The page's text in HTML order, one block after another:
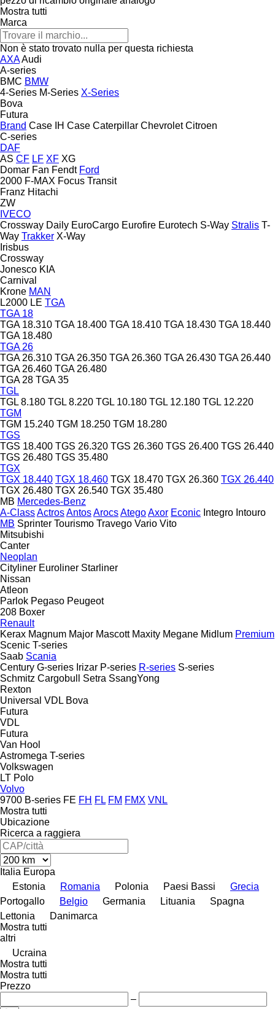
Mostra tutti
Marca
Non è stato trovato nulla per questa richiesta
AXAAudi
A-series
BMC BMW
4-Series M-Series X-Series
Bova
Futura
Brand Case IH Case Caterpillar Chevrolet Citroen
C-series
DAF
AS CF LF XF XG
Domar Fan Fendt Ford
2000 F-MAX Focus Transit
Franz Hitachi
ZW
IVECO
Crossway Daily EuroCargo Eurofire Eurotech S-Way Stralis T-
Way Trakker X-Way
Irisbus
Crossway
Jonesco KIA
Carnival
Krone MAN
L2000 LE TGA
TGA 18
TGA 18.310 TGA 18.400 TGA 18.410 TGA 18.430 TGA 18.440
TGA 18.480
TGA 26
TGA 26.310 TGA 26.350 TGA 26.360 TGA 26.430 TGA 26.440
TGA 26.460 TGA 26.480
TGA 28 TGA 35
TGL
TGL 8.180 TGL 8.220 TGL 10.180 TGL 12.180 TGL 12.220
TGM
TGM 15.240 TGM 18.250 TGM 18.280
TGS
TGS 18.400 TGS 26.320 TGS 26.360 TGS 26.400 TGS 26.440
TGS 26.480 TGS 35.480
TGX
TGX 18.440 TGX 18.460 TGX 18.470 TGX 26.360 TGX 26.440
TGX 26.480 TGX 26.540 TGX 35.480
MB Mercedes-Benz
A-ClassActrosAntosArocsAtegoAxor Econic Integro Intouro
MB Sprinter Tourismo Travego Vario Vito
Mitsubishi
Canter
Neoplan
Cityliner Euroliner Starliner
Nissan
Atleon
Parlok Pegaso Peugeot
208 Boxer
Renault
Kerax Magnum Major Mascott Maxity Megane Midlum Premium
Scenic T-series
Saab Scania
Century G-series Irizar P-series R-series S-series
Schmitz Cargobull
Setra SsangYong
Rexton
Universal VDL Bova
Futura
VDL
Futura
Van Hool
Astromega T-series
Volkswagen
LT Polo
Volvo
9700 B-series FE FH FL FM FMX VNL
Mostra tutti
Ubicazione
Ricerca a raggiera
Italia Europa
Estonia
Romania Polonia Paesi Bassi
Grecia
Portogallo
Belgio Germania Lituania
Spagna
Lettonia
Danimarca
Mostra tutti
altri
Ucraina
Mostra tutti
Mostra tutti
Prezzo
–